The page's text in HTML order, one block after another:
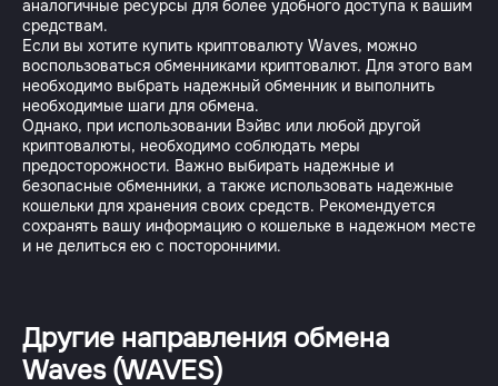
аналогичные ресурсы для более удобного доступа к вашим
средствам.
Если вы хотите купить криптовалюту Waves, можно
воспользоваться обменниками криптовалют. Для этого вам
необходимо выбрать надежный обменник и выполнить
необходимые шаги для обмена.
Однако, при использовании Вэйвс или любой другой
криптовалюты, необходимо соблюдать меры
предосторожности. Важно выбирать надежные и
безопасные обменники, а также использовать надежные
кошельки для хранения своих средств. Рекомендуется
сохранять вашу информацию о кошельке в надежном месте
и не делиться ею с посторонними.
Другие направления обмена
Waves (WAVES)